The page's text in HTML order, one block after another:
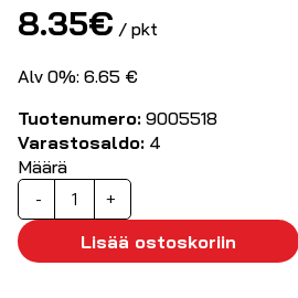
8.35€ / pkt
Alv 0%: 6.65 €
Tuotenumero: 9005518
Varastosaldo: 4
Määrä
-
Kaksoispääteholkki
2×0.50mm²
200kpl/pkt
määrä
+
Lisää ostoskoriin